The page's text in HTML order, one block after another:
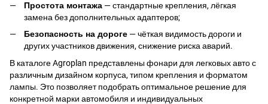
Простота монтажа — стандартные крепления, лёгкая
замена без дополнительных адаптеров;
Безопасность на дороге — чёткая видимость дороги и
других участников движения, снижение риска аварий.
В каталоге Agroplan представлены фонари для легковых авто с
различным дизайном корпуса, типом крепления и форматом
лампы. Это позволяет подобрать оптимальное решение для
конкретной марки автомобиля и индивидуальных